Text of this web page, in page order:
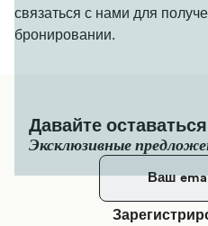
связаться с нами для
бронировании.
Давайте
Эксклюзивные